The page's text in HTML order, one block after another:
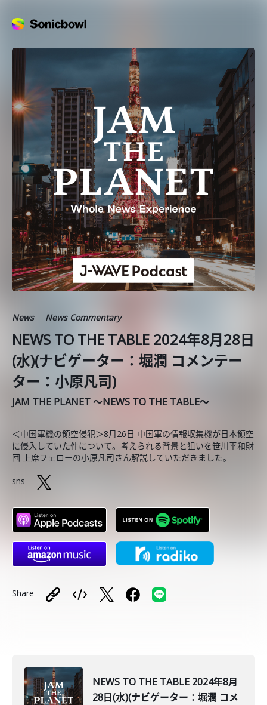
News News Commentary
NEWS TO THE TABLE 2024年8月28日
(水)(ナビゲーター：堀潤 コメンテー
ター：小原凡司)
JAM THE PLANET ～NEWS TO THE TABLE～
＜中国軍機の領空侵犯＞8月26日 中国軍の情報収集機が日本領空
に侵入していた件について。考えられる背景と狙いを笹川平和財
団 上席フェローの小原凡司さん解説していただきました。
sns
Share
NEWS TO THE TABLE 2024年8月
28日(水)(ナビゲーター：堀潤 コメ